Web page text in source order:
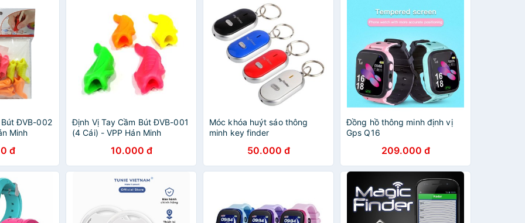
ĐVB-002
Minh
đ
Định Vị Tay Cầm Bút ĐVB-001
(4 Cái) - VPP Hán Minh
10.000 đ
Móc khóa huýt sáo thông
minh key finder
50.000 đ
Đồng hồ thông minh định vị
Gps Q16
209.000 đ